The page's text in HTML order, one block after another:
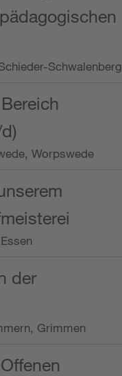
Schwalenberg
Worpswede
der
Grimmen